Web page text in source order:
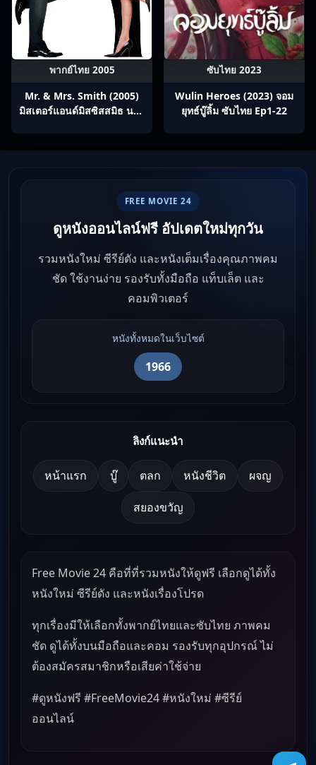
พากย์ไทย 2005
Mr. & Mrs. Smith (2005)
มิสเตอร์แอนด์มิสซิสสมิธ นาย
ซับไทย 2023
Wulin Heroes (2023) จอม
ยุทธ์บู๊ลิ้ม ซับไทย Ep1-22
FREE MOVIE 24
ดูหนังออนไลน์ฟรี อัปเดตใหม่ทุกวัน
รวมหนังใหม่ ซีรีย์ดัง และหนังเต็มเรื่องคุณภาพคม
ชัด ใช้งานง่าย รองรับทั้งมือถือ แท็บเล็ต และ
คอมพิวเตอร์
หนังทั้งหมดในเว็บไซต์
1966
ลิงก์แนะนำ
หน้าแรก บู๊ ตลก หนังชีวิต ผจญ
สยองขวัญ
Free Movie 24 คือที่ที่รวมหนังให้ดูฟรี เลือกดูได้ทั้ง
หนังใหม่ ซีรีย์ดัง และหนังเรื่องโปรด
ทุกเรื่องมีให้เลือกทั้งพากย์ไทยและซับไทย ภาพคม
ชัด ดูได้ทั้งบนมือถือและคอม รองรับทุกอุปกรณ์ ไม่
ต้องสมัครสมาชิกหรือเสียค่าใช้จ่าย
#ดูหนังฟรี #FreeMovie24 #หนังใหม่ #ซีรีย์
ออนไลน์